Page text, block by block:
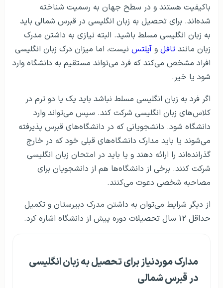
باکیفیت هستند و در سطح جهان به رسمیت شناخته
شده‌اند. برای تحصیل به زبان انگلیسی در قبرس شمالی باید
به زبان انگلیسی مسلط باشید. البته نیازی به داشتن مدرک
زبان مانند تافل و آیلتس نیست، اما میزان درک زبان انگلیسی
افراد مشخص می‌کند که فرد می‌تواند مستقیم به دانشگاه وارد
شود یا خیر.
اگر فرد به زبان انگلیسی مسلط نباشد باید یک یا دو ترم در
کلاس‌های زبان انگلیسی شرکت کند. سپس می‌تواند وارد
دانشگاه شود. دانشجویانی که در دانشگاه‌های قبرس پذیرفته
می‌شوند یا باید مدارک دانشگاه‌های قبلی خود که در خارج
گذرانده‌اند را ارائه دهند و یا باید در امتحان زبان انگلیسی
شرکت کنند. برخی از دانشگاه‌ها هم از دانشجویان برای
مصاحبه شخصی دعوت می‌کنند.
از دیگر شرایط می‌توان به داشتن مدرک دبیرستان و تکمیل
حداقل ۱۲ سال تحصیلات دوره پیش از دانشگاه اشاره کرد.
مدارک موردنیاز برای تحصیل به زبان انگلیسی
در قبرس شمالی